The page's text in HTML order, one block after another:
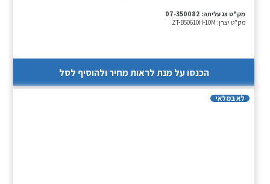
מק"ט צג עליתה: 07-350082
מק"ט יצרן: ZT-B50610H-10M
הכנסו על מנת לראות מחיר ולהוסיף לסל
לא במלאי